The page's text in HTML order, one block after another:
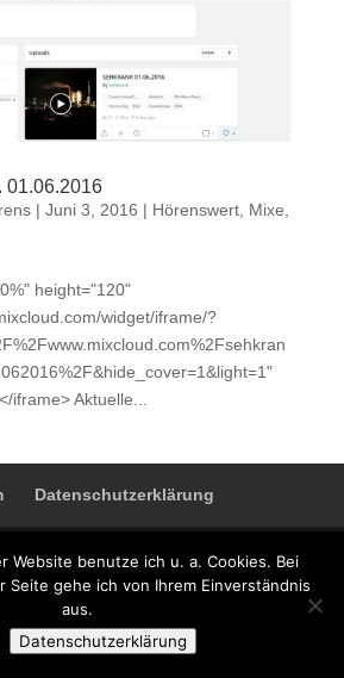
01.06.2016
| Juni 3, 2016 | Hörenswert, Mixe
height="120"
widget/iframe/?
iframe> Aktuelle...
Datenschutzerklärung
Themes
Website benutze ich u. a. Cookies. Bei
gehe ich von Ihrem Einverständnis
aus.
Datenschutzerklärung